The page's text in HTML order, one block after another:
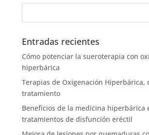
Entradas recientes
Cómo potenciar la sueroterapia con
hiperbárica
Terapias de Oxigenación Hiperbárica,
tratamiento
Beneficios de la medicina hiperbárica
tratamientos de disfunción eréctil